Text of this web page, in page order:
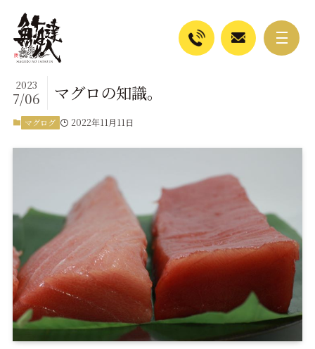
マグロの知識。
2023
7/06
マグログ 2022年11月11日